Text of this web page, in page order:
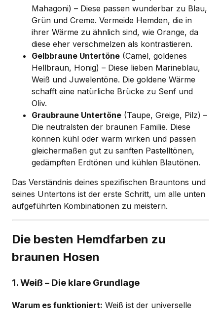
Mahagoni) – Diese passen wunderbar zu Blau,
Grün und Creme. Vermeide Hemden, die in
ihrer Wärme zu ähnlich sind, wie Orange, da
diese eher verschmelzen als kontrastieren.
Gelbbraune Untertöne (Camel, goldenes
Hellbraun, Honig) – Diese lieben Marineblau,
Weiß und Juwelentöne. Die goldene Wärme
schafft eine natürliche Brücke zu Senf und
Oliv.
Graubraune Untertöne (Taupe, Greige, Pilz) –
Die neutralsten der braunen Familie. Diese
können kühl oder warm wirken und passen
gleichermaßen gut zu sanften Pastelltönen,
gedämpften Erdtönen und kühlen Blautönen.
Das Verständnis deines spezifischen Brauntons und
seines Untertons ist der erste Schritt, um alle unten
aufgeführten Kombinationen zu meistern.
Die besten Hemdfarben zu
braunen Hosen
1. Weiß – Die klare Grundlage
Warum es funktioniert: Weiß ist der universelle